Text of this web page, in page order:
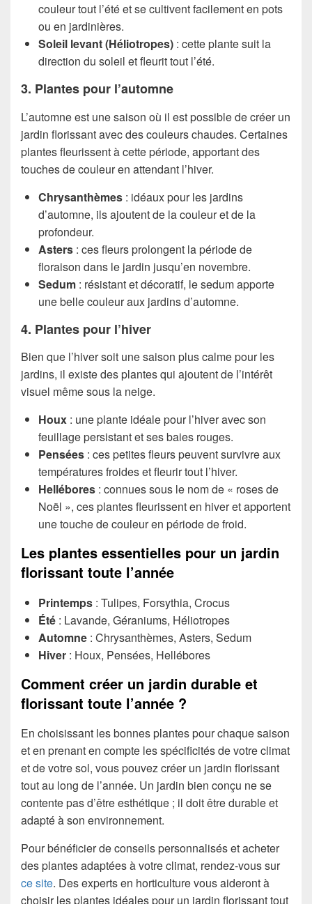
couleur tout l’été et se cultivent facilement en pots
ou en jardinières.
Soleil levant (Héliotropes) : cette plante suit la
direction du soleil et fleurit tout l’été.
3. Plantes pour l’automne
L’automne est une saison où il est possible de créer un
jardin florissant avec des couleurs chaudes. Certaines
plantes fleurissent à cette période, apportant des
touches de couleur en attendant l’hiver.
Chrysanthèmes : idéaux pour les jardins
d’automne, ils ajoutent de la couleur et de la
profondeur.
Asters : ces fleurs prolongent la période de
floraison dans le jardin jusqu’en novembre.
Sedum : résistant et décoratif, le sedum apporte
une belle couleur aux jardins d’automne.
4. Plantes pour l’hiver
Bien que l’hiver soit une saison plus calme pour les
jardins, il existe des plantes qui ajoutent de l’intérêt
visuel même sous la neige.
Houx : une plante idéale pour l’hiver avec son
feuillage persistant et ses baies rouges.
Pensées : ces petites fleurs peuvent survivre aux
températures froides et fleurir tout l’hiver.
Hellébores : connues sous le nom de « roses de
Noël », ces plantes fleurissent en hiver et apportent
une touche de couleur en période de froid.
Les plantes essentielles pour un jardin
florissant toute l’année
Printemps : Tulipes, Forsythia, Crocus
Été : Lavande, Géraniums, Héliotropes
Automne : Chrysanthèmes, Asters, Sedum
Hiver : Houx, Pensées, Hellébores
Comment créer un jardin durable et
florissant toute l’année ?
En choisissant les bonnes plantes pour chaque saison
et en prenant en compte les spécificités de votre climat
et de votre sol, vous pouvez créer un jardin florissant
tout au long de l’année. Un jardin bien conçu ne se
contente pas d’être esthétique ; il doit être durable et
adapté à son environnement.
Pour bénéficier de conseils personnalisés et acheter
des plantes adaptées à votre climat, rendez-vous sur
ce site. Des experts en horticulture vous aideront à
choisir les plantes idéales pour un jardin florissant tout